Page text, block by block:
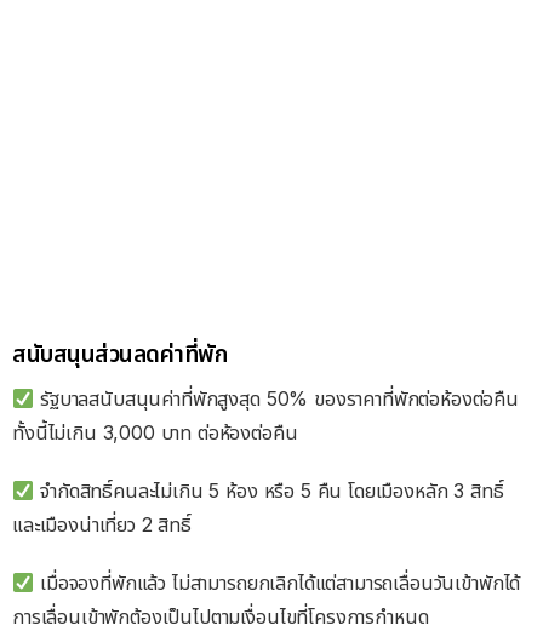
สนับสนุนส่วนลดค่าที่พัก
รัฐบาลสนับสนุนค่าที่พักสูงสุด 50% ของราคาที่พักต่อห้องต่อคืน
ทั้งนี้ไม่เกิน 3,000 บาท ต่อห้องต่อคืน
จำกัดสิทธิ์คนละไม่เกิน 5 ห้อง หรือ 5 คืน โดยเมืองหลัก 3 สิทธิ์
และเมืองน่าเที่ยว 2 สิทธิ์
เมื่อจองที่พักแล้ว ไม่สามารถยกเลิกได้แต่สามารถเลื่อนวันเข้าพักได้
การเลื่อนเข้าพักต้องเป็นไปตามเงื่อนไขที่โครงการกำหนด